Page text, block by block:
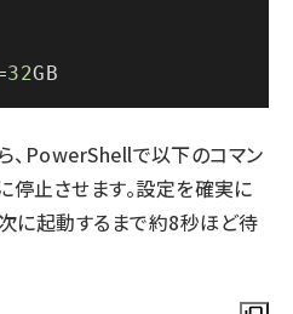
32GB
、PowerShellで以下のコマン
停止させます。設定を確実に
に起動するまで約8秒ほど待